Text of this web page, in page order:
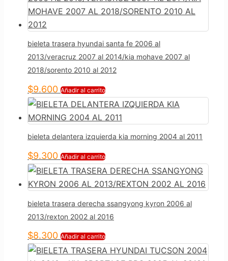
bieleta trasera hyundai santa fe 2006 al
2013/veracruz 2007 al 2014/kia mohave 2007 al
2018/sorento 2010 al 2012
$9.600 Añadir al carrito
bieleta delantera izquierda kia morning 2004 al 2011
$9.300 Añadir al carrito
bieleta trasera derecha ssangyong kyron 2006 al
2013/rexton 2002 al 2016
$8.300 Añadir al carrito